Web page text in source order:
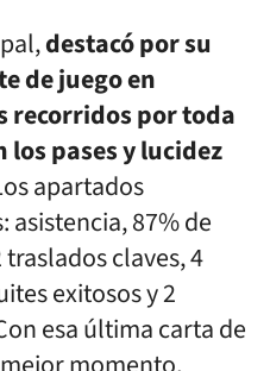
destacó por su
de juego en
recorridos por toda
los pases y lucidez
apartados
asistencia, 87% de
claves, 4
exitosos y 2
esa última carta de